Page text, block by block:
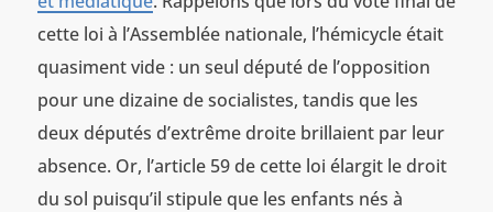
cette loi à l’Assemblée nationale, l’hémicycle était
quasiment vide : un seul député de l’opposition
pour une dizaine de socialistes, tandis que les
deux députés d’extrême droite brillaient par leur
absence. Or, l’article 59 de cette loi élargit le droit
du sol puisqu’il stipule que les enfants nés à